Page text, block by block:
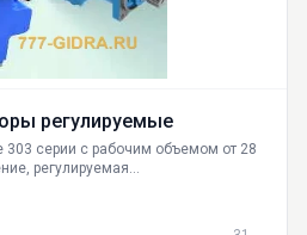
регулируемые
303 серии с рабочим объемом от 28
регулируемая
всей России.